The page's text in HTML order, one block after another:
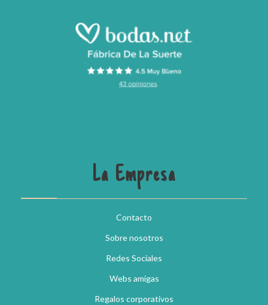
La Empresa
Contacto
Sobre nosotros
Redes Sociales
Webs amigas
Regalos corporativos